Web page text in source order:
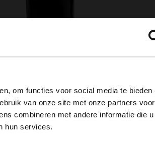
om functies voor social media te bieden
van onze site met onze partners
combineren met andere informatie die
hun services.
Would you like to